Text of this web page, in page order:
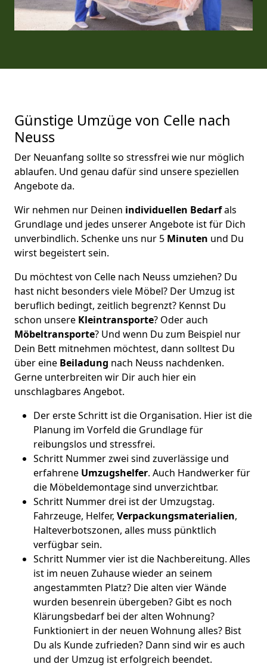
Günstige Umzüge von Celle nach
Neuss
Der Neuanfang sollte so stressfrei wie nur möglich
ablaufen. Und genau dafür sind unsere speziellen
Angebote da.
Wir nehmen nur Deinen individuellen Bedarfals
Grundlage und jedes unserer Angebote ist für Dich
unverbindlich. Schenke uns nur 5 Minuten und Du
wirst begeistert sein.
Du möchtest von Celle nach Neuss umziehen? Du
hast nicht besonders viele Möbel? Der Umzug ist
beruflich bedingt, zeitlich begrenzt? Kennst Du
schon unsere Kleintransporte? Oder auch
Möbeltransporte? Und wenn Du zum Beispiel nur
Dein Bett mitnehmen möchtest, dann solltest Du
über eine Beiladung nach Neuss nachdenken.
Gerne unterbreiten wir Dir auch hier ein
unschlagbares Angebot.
Der erste Schritt ist die Organisation. Hier ist die
Planung im Vorfeld die Grundlage für
reibungslos und stressfrei.
Schritt Nummer zwei sind zuverlässige und
erfahrene Umzugshelfer. Auch Handwerker für
die Möbeldemontage sind unverzichtbar.
Schritt Nummer drei ist der Umzugstag.
Fahrzeuge, Helfer, Verpackungsmaterialien,
Halteverbotszonen, alles muss pünktlich
verfügbar sein.
Schritt Nummer vier ist die Nachbereitung. Alles
ist im neuen Zuhause wieder an seinem
angestammten Platz? Die alten vier Wände
wurden besenrein übergeben? Gibt es noch
Klärungsbedarf bei der alten Wohnung?
Funktioniert in der neuen Wohnung alles? Bist
Du als Kunde zufrieden? Dann sind wir es auch
und der Umzug ist erfolgreich beendet.